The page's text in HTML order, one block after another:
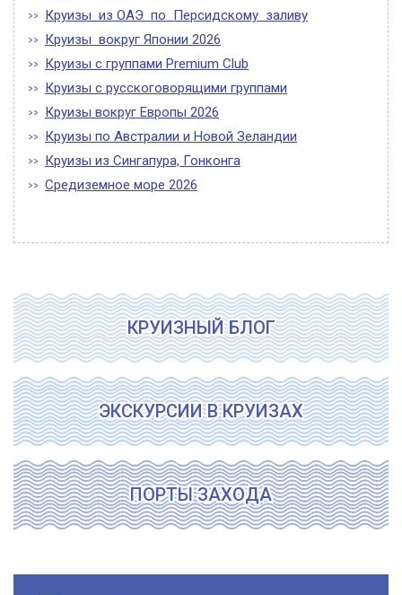
Круизы из ОАЭ по Персидскому заливу
Круизы вокруг Японии 2026
Круизы с группами Premium Club
Круизы с русскоговорящими группами
Круизы вокруг Европы 2026
Круизы по Австралии и Новой Зеландии
Круизы из Сингапура, Гонконга
Средиземное море 2026
КРУИЗНЫЙ БЛОГ
ЭКСКУРСИИ В КРУИЗАХ
ПОРТЫ ЗАХОДА